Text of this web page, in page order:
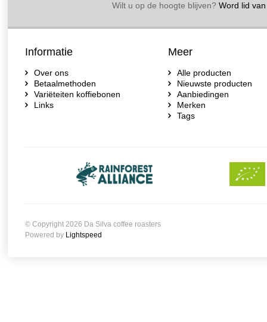
Wilt u op de hoogte blijven?Word lid van
Informatie
Over ons
Betaalmethoden
Variëteiten koffiebonen
Links
Meer
Alle producten
Nieuwste producten
Aanbiedingen
Merken
Tags
© Copyright 2026 Da Silva coffee roasters
Powered by Lightspeed